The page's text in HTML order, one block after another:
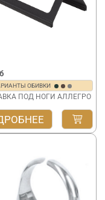
ОБИВКИ
ПОД НОГИ АЛЛЕГРО